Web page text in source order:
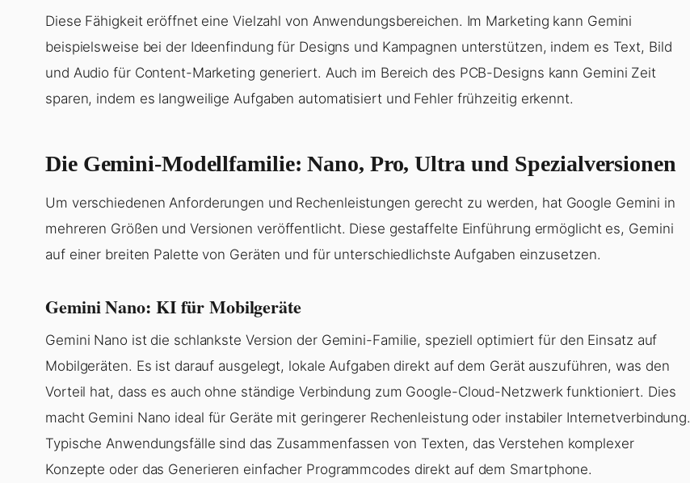
Diese Fähigkeit eröffnet eine Vielzahl von Anwendungsbereichen. Im Marketing kann Gemini
beispielsweise bei der Ideenfindung für Designs und Kampagnen unterstützen, indem es Text, Bild
und Audio für Content-Marketing generiert. Auch im Bereich des PCB-Designs kann Gemini Zeit
sparen, indem es langweilige Aufgaben automatisiert und Fehler frühzeitig erkennt.
Die Gemini-Modellfamilie: Nano, Pro, Ultra und Spezialversionen
Um verschiedenen Anforderungen und Rechenleistungen gerecht zu werden, hat Google Gemini in
mehreren Größen und Versionen veröffentlicht. Diese gestaffelte Einführung ermöglicht es, Gemini
auf einer breiten Palette von Geräten und für unterschiedlichste Aufgaben einzusetzen.
Gemini Nano: KI für Mobilgeräte
Gemini Nano ist die schlankste Version der Gemini-Familie, speziell optimiert für den Einsatz auf
Mobilgeräten. Es ist darauf ausgelegt, lokale Aufgaben direkt auf dem Gerät auszuführen, was den
Vorteil hat, dass es auch ohne ständige Verbindung zum Google-Cloud-Netzwerk funktioniert. Dies
macht Gemini Nano ideal für Geräte mit geringerer Rechenleistung oder instabiler Internetverbindung.
Typische Anwendungsfälle sind das Zusammenfassen von Texten, das Verstehen komplexer
Konzepte oder das Generieren einfacher Programmcodes direkt auf dem Smartphone.